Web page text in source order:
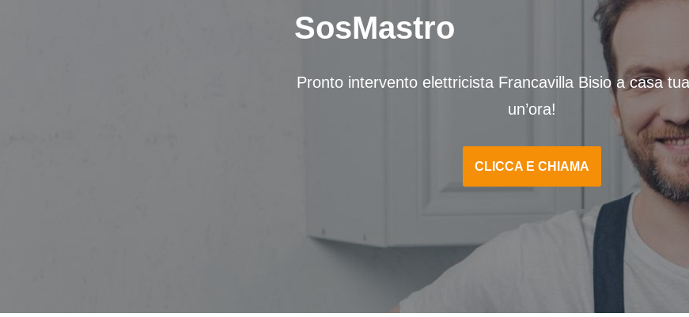
SosMastro
Pronto intervento elettricista Francavilla Bisio a casa
un’ora!
CLICCA E CHIAMA